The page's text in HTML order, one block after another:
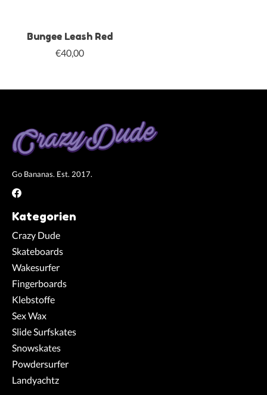
Bungee Leash Red
€40,00
Go Bananas. Est. 2017.
Kategorien
Crazy Dude
Skateboards
Wakesurfer
Fingerboards
Klebstoffe
Sex Wax
Slide Surfskates
Snowskates
Powdersurfer
Landyachtz